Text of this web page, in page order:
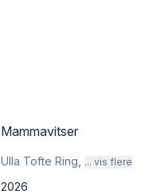
Mammavitser
Ulla Tofte Ring ... vis flere
2026